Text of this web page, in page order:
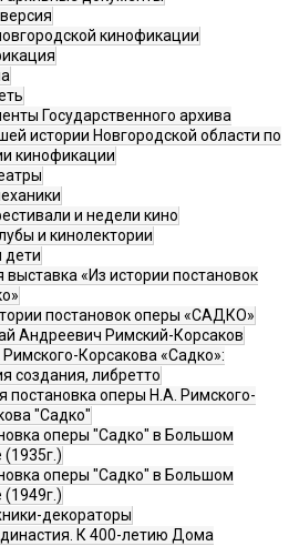
кинофикации
Государственного архива
истории Новгородской области по
кинофикации
и недели кино
и кинолектории
дети
выставка «Из истории постановок
постановок оперы «САДКО»
Андреевич Римский-Корсаков
Корсакова «Садко»:
создания, либретто
постановка оперы Н.А. Римского-
"Садко"
оперы "Садко" в Большом
(1935г.)
оперы "Садко" в Большом
(1949г.)
декораторы
К 400-летию Дома